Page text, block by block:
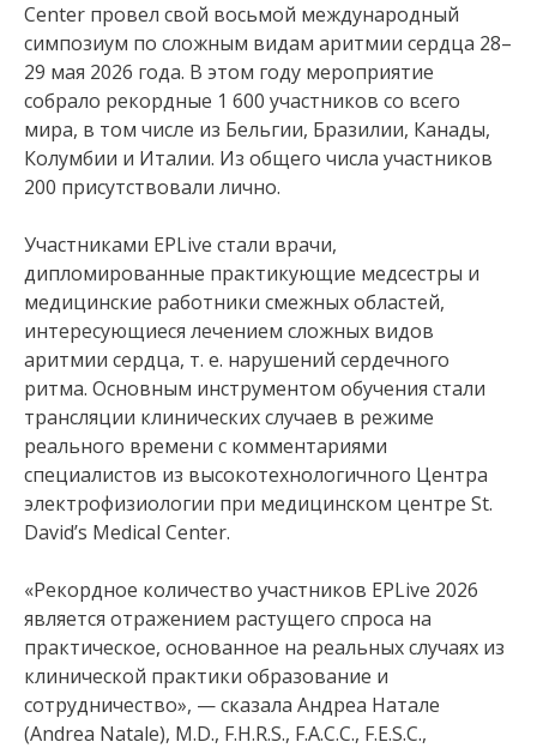
Center провел свой восьмой международный
симпозиум по сложным видам аритмии сердца 28–
29 мая 2026 года. В этом году мероприятие
собрало рекордные 1 600 участников со всего
мира, в том числе из Бельгии, Бразилии, Канады,
Колумбии и Италии. Из общего числа участников
200 присутствовали лично.
Участниками EPLive стали врачи,
дипломированные практикующие медсестры и
медицинские работники смежных областей,
интересующиеся лечением сложных видов
аритмии сердца, т. е. нарушений сердечного
ритма. Основным инструментом обучения стали
трансляции клинических случаев в режиме
реального времени с комментариями
специалистов из высокотехнологичного Центра
электрофизиологии при медицинском центре St.
David’s Medical Center.
«Рекордное количество участников EPLive 2026
является отражением растущего спроса на
практическое, основанное на реальных случаях из
клинической практики образование и
сотрудничество», — сказала Андреа Натале
(Andrea Natale), M.D., F.H.R.S., F.A.C.C., F.E.S.C.,